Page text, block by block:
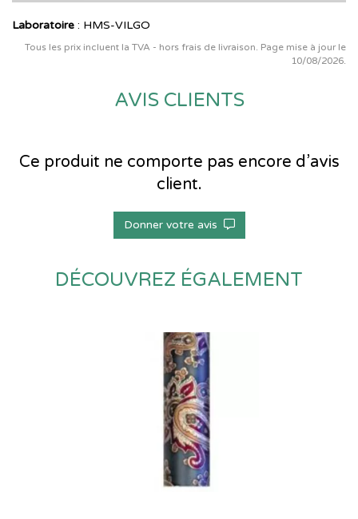
Laboratoire : HMS-VILGO
Tous les prix incluent la TVA - hors frais de livraison. Page mise à jour le
10/08/2026.
AVIS CLIENTS
Ce produit ne comporte pas encore d’avis
client.
Donner votre avis
DÉCOUVREZ ÉGALEMENT